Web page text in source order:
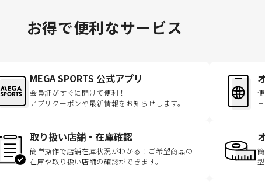
お得で便利なサービス
MEGA SPORTS 公式アプリ
会員証がすぐに開けて便利！
アプリクーポンや最新情報をお知らせします。
取り扱い店舗・在庫確認
簡単操作で店舗在庫状況がわかる！ご希望商品の
在庫や取り扱い店舗の確認ができます。